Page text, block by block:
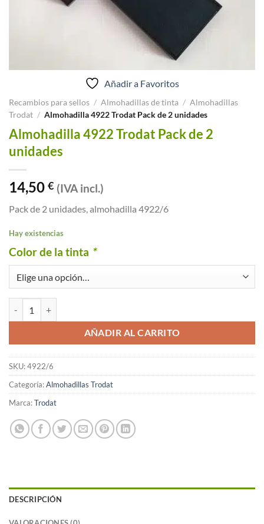
Añadir a Favoritos
Recambios para sellos / Almohadillas de tinta / Almohadillas
Trodat / Almohadilla 4922 Trodat Pack de 2 unidades
Almohadilla 4922 Trodat Pack de 2
unidades
14,50 € (IVA incl.)
Pack de 2 unidades, almohadilla 4922/6
Hay existencias
Color de la tinta *
AÑADIR AL CARRITO
SKU:4922/6
Categoría:Almohadillas Trodat
Marca:Trodat
DESCRIPCIÓN